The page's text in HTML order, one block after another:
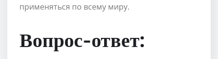
применяться по всему миру.
Вопрос-ответ: